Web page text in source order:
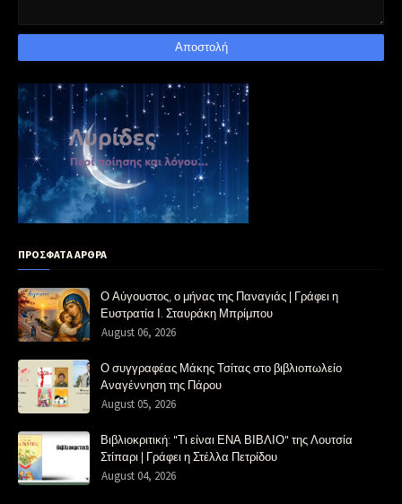
ΠΡΟΣΦΑΤΑ ΑΡΘΡΑ
Ο Αύγουστος, ο μήνας της Παναγιάς | Γράφει η
Ευστρατία Ι. Σταυράκη Μπρίμπου
August 06, 2026
Ο συγγραφέας Μάκης Τσίτας στο βιβλιοπωλείο
Αναγέννηση της Πάρου
August 05, 2026
Βιβλιοκριτική: "Τι είναι ΕΝΑ ΒΙΒΛΙΟ" της Λουτσία
Στίπαρι | Γράφει η Στέλλα Πετρίδου
August 04, 2026